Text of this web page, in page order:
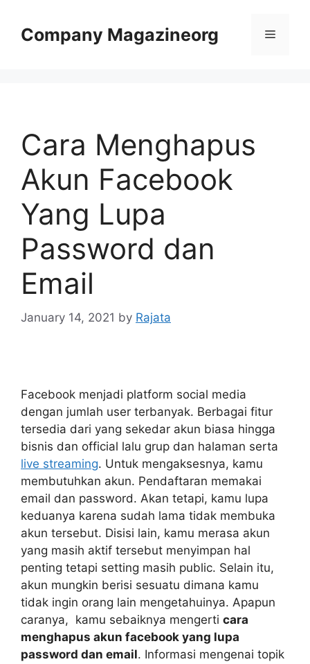
contentCompany Magazineorg Menu
Cara Menghapus
Akun Facebook
Yang Lupa
Password dan
Email
January 14, 2021 by Rajata
Facebook menjadi platform social media
dengan jumlah user terbanyak. Berbagai fitur
tersedia dari yang sekedar akun biasa hingga
bisnis dan official lalu grup dan halaman serta
live streaming. Untuk mengaksesnya, kamu
membutuhkan akun. Pendaftaran memakai
email dan password. Akan tetapi, kamu lupa
keduanya karena sudah lama tidak membuka
akun tersebut. Disisi lain, kamu merasa akun
yang masih aktif tersebut menyimpan hal
penting tetapi setting masih public. Selain itu,
akun mungkin berisi sesuatu dimana kamu
tidak ingin orang lain mengetahuinya. Apapun
caranya, kamu sebaiknya mengerti cara
menghapus akun facebook yang lupa
password dan email. Informasi mengenai topik